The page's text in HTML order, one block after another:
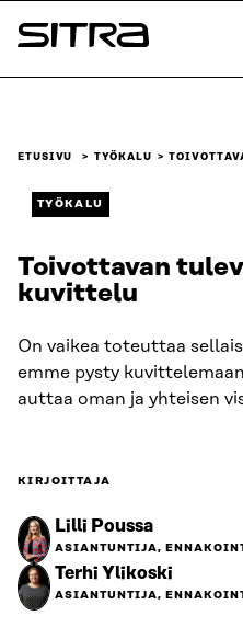
Siirry
suoraan
Sitra
ETUSIVU TYÖKALU
TYÖKALU
Toivottavan
kuvittelu
On vaikea toteuttaa
emme pysty
auttaa oman ja yhteisen
KIRJOITTAJA
Lilli Poussa
ASIANTUNTIJA,
Terhi Ylikoski
ASIANTUNTIJA,